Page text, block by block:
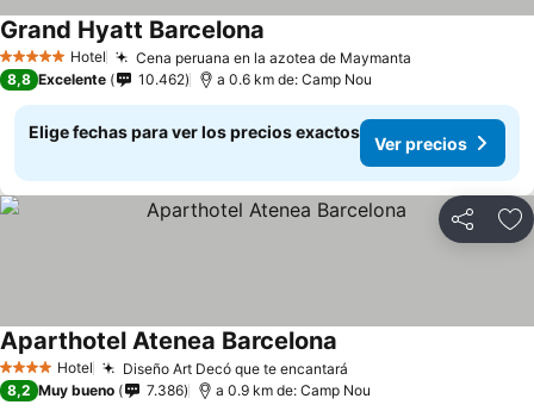
5 Estrellas Hotel Cena peruana en la azotea de Maymanta
Grand Hyatt Barcelona
8,8 Excelente 10.462 a 0.6 km de: Camp Nou
Elige fechas para ver los precios exactos
Ver precios
Compartir
4 EstrellasHotel Diseño Art Decó que te encantará
Aparthotel Atenea Barcelona
8,2 Muy bueno 7.386 a 0.9 km de: Camp Nou